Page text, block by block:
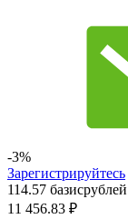
-3%
Зарегистрируйтесь
114.57 базисрублей
11 456.83 ₽